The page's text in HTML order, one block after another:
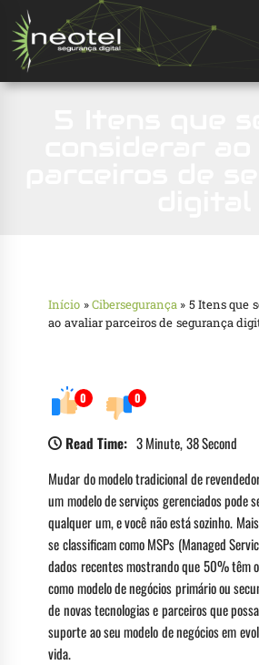
Início »Cibersegurança » 5 Itens que
ao avaliar parceiros de segurança
0 0
Read Time: 3 Minute, 38 Second
Mudar do modelo tradicional de
um modelo de serviços gerenciados pode
qualquer um, e você não está sozinho.
se classificam como MSPs (Managed
dados recentes mostrando que 50% têm
como modelo de negócios primário ou
de novas tecnologias e parceiros que
suporte ao seu modelo de negócios em
vida.